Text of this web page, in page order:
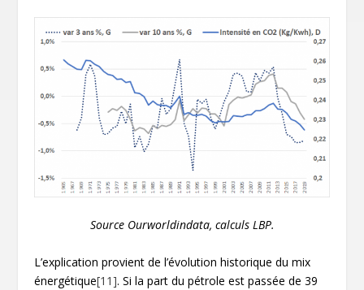
Source Ourworldindata, calculs LBP.
L’explication provient de l’évolution historique du mix
énergétique[11]. Si la part du pétrole est passée de 39